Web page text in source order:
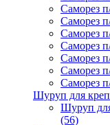
Саморез
Саморез
Саморез
Саморез
Саморез
Саморез
Саморез
Шуруп для
Шуруп
(56)